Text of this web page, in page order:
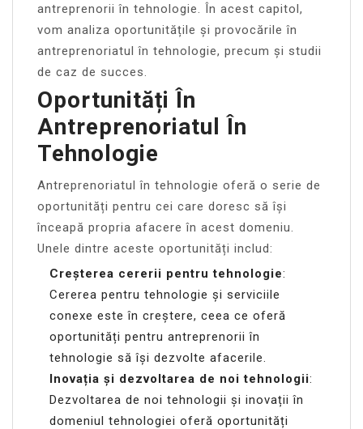
antreprenorii în tehnologie. În acest capitol,
vom analiza oportunitățile și provocările în
antreprenoriatul în tehnologie, precum și studii
de caz de succes.
Oportunități În
Antreprenoriatul În
Tehnologie
Antreprenoriatul în tehnologie oferă o serie de
oportunități pentru cei care doresc să își
înceapă propria afacere în acest domeniu.
Unele dintre aceste oportunități includ:
Creșterea cererii pentru tehnologie:
Cererea pentru tehnologie și serviciile
conexe este în creștere, ceea ce oferă
oportunități pentru antreprenorii în
tehnologie să își dezvolte afacerile.
Inovația și dezvoltarea de noi tehnologii:
Dezvoltarea de noi tehnologii și inovații în
domeniul tehnologiei oferă oportunități